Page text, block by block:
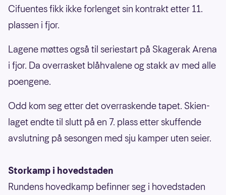
Cifuentes fikk ikke forlenget sin kontrakt etter 11.
plassen i fjor.
Lagene møttes også til seriestart på Skagerak Arena
i fjor. Da overrasket blåhvalene og stakk av med alle
poengene.
Odd kom seg etter det overraskende tapet. Skien-
laget endte til slutt på en 7. plass etter skuffende
avslutning på sesongen med sju kamper uten seier.
Storkamp i hovedstaden
Rundens hovedkamp befinner seg i hovedstaden